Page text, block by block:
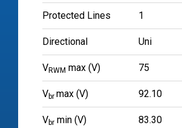
Protected Lines 1
Directional Uni
VRWM max (V) 75
Vbr max (V) 92.10
Vbr min (V) 83.30